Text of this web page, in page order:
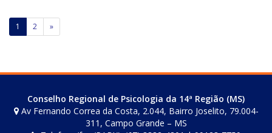
i
s
Paginação
posts
1 2 »
Conselho Regional de Psicologia da 14ª Região (MS)
Av Fernando Correa da Costa, 2.044, Bairro Joselito, 79.004-
311, Campo Grande – MS